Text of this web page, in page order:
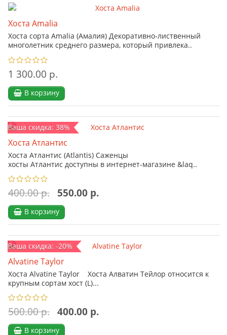
Хоста Amalia
Хоста сорта Amalia (Амалия) Декоративно-лиственный
многолетник среднего размера, который привлека..
1 300.00 р.
В корзину
Ваша скидка: 38%
Хоста Атлантис
Хоста Атлантис (Atlantis) Саженцы
хосты Атлантис доступны в интернет-магазине &laq..
400.00 р. 550.00 р.
В корзину
Ваша скидка: -20%
Alvatine Taylor
Хоста Alvatine Taylor Хоста Алватин Тейлор относится к
крупным сортам хост (L)...
500.00 р. 400.00 р.
В корзину